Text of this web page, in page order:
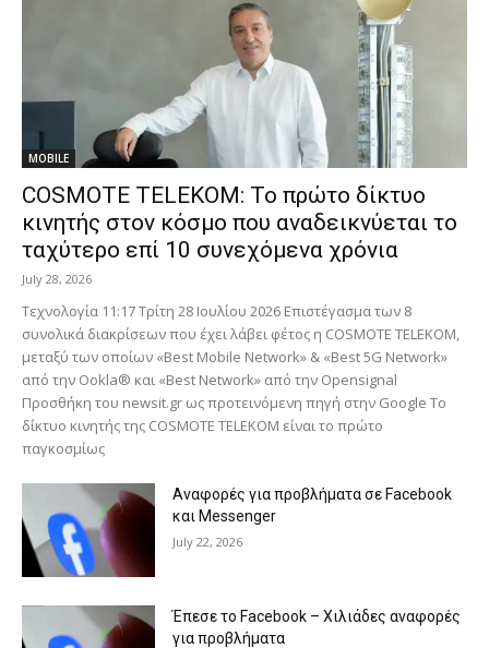
MOBILE
COSMOTE TELEKOM: Το πρώτο δίκτυο
κινητής στον κόσμο που αναδεικνύεται το
ταχύτερο επί 10 συνεχόμενα χρόνια
July 28, 2026
Τεχνολογία 11:17 Τρίτη 28 Ιουλίου 2026 Επιστέγασμα των 8
συνολικά διακρίσεων που έχει λάβει φέτος η COSMOTE TELEKOM,
μεταξύ των οποίων «Best Mobile Network» & «Best 5G Network»
από την Ookla® και «Best Network» από την Opensignal
Προσθήκη του newsit.gr ως προτεινόμενη πηγή στην Google Το
δίκτυο κινητής της COSMOTE TELEKOM είναι το πρώτο
παγκοσμίως
Αναφορές για προβλήματα σε Facebook
και Messenger
July 22, 2026
Έπεσε το Facebook – Χιλιάδες αναφορές
για προβλήματα